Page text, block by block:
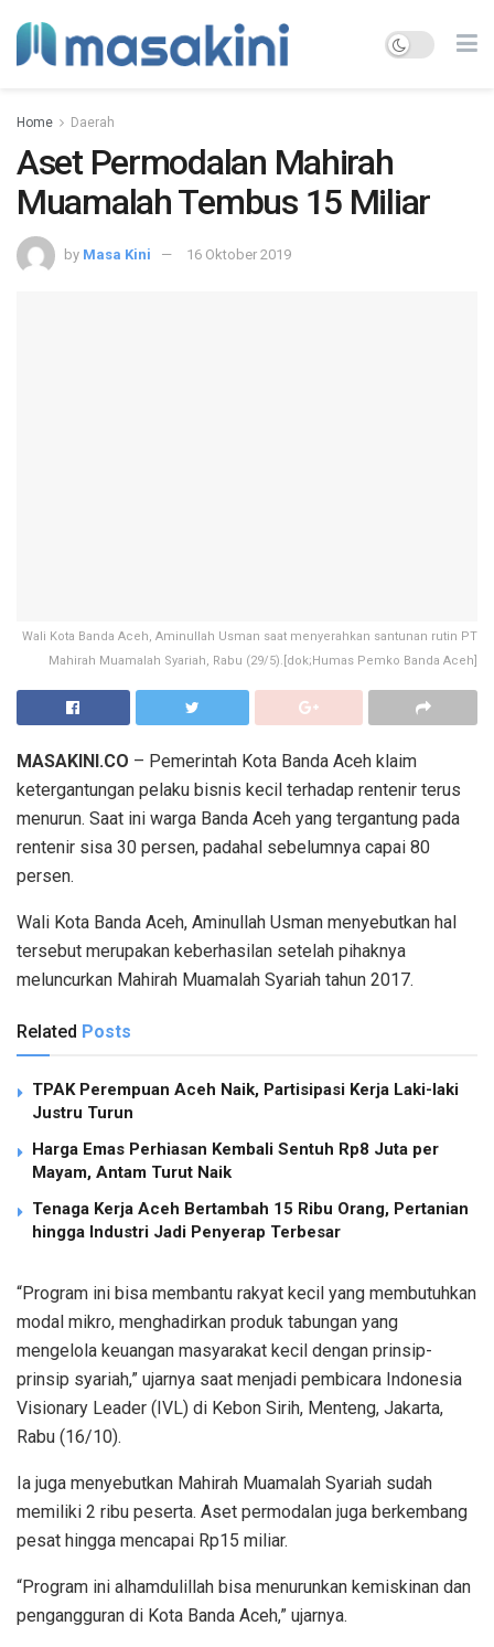
Home Daerah
Aset Permodalan Mahirah
Muamalah Tembus 15 Miliar
by Masa Kini 16 Oktober 2019
Wali Kota Banda Aceh, Aminullah Usman saat menyerahkan santunan rutin PT
Mahirah Muamalah Syariah, Rabu (29/5).[dok;Humas Pemko Banda Aceh]
MASAKINI.CO – Pemerintah Kota Banda Aceh klaim
ketergantungan pelaku bisnis kecil terhadap rentenir terus
menurun. Saat ini warga Banda Aceh yang tergantung pada
rentenir sisa 30 persen, padahal sebelumnya capai 80
persen.
Wali Kota Banda Aceh, Aminullah Usman menyebutkan hal
tersebut merupakan keberhasilan setelah pihaknya
meluncurkan Mahirah Muamalah Syariah tahun 2017.
Related Posts
TPAK Perempuan Aceh Naik, Partisipasi Kerja Laki-laki
Justru Turun
Harga Emas Perhiasan Kembali Sentuh Rp8 Juta per
Mayam, Antam Turut Naik
Tenaga Kerja Aceh Bertambah 15 Ribu Orang, Pertanian
hingga Industri Jadi Penyerap Terbesar
“Program ini bisa membantu rakyat kecil yang membutuhkan
modal mikro, menghadirkan produk tabungan yang
mengelola keuangan masyarakat kecil dengan prinsip-
prinsip syariah,” ujarnya saat menjadi pembicara Indonesia
Visionary Leader (IVL) di Kebon Sirih, Menteng, Jakarta,
Rabu (16/10).
Ia juga menyebutkan Mahirah Muamalah Syariah sudah
memiliki 2 ribu peserta. Aset permodalan juga berkembang
pesat hingga mencapai Rp15 miliar.
“Program ini alhamdulillah bisa menurunkan kemiskinan dan
pengangguran di Kota Banda Aceh,” ujarnya.